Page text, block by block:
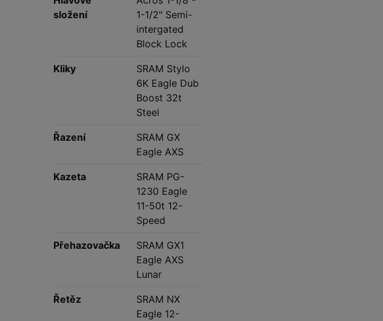
složení
1-1/2" Semi-
intergated
Block Lock
Kliky
SRAM Stylo
6K Eagle Dub
Boost 32t
Steel
Řazení
SRAM GX
Eagle AXS
Kazeta
SRAM PG-
1230 Eagle
11-50t 12-
Speed
Přehazovačka
SRAM GX1
Eagle AXS
Lunar
Řetěz
SRAM NX
Eagle 12-